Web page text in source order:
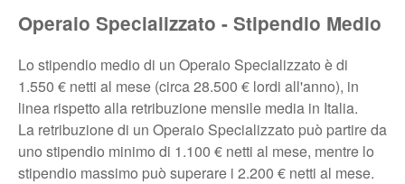
Pubblica
Offerte
Area
Aziende
Operaio Specializzato - Stipendio Medio
Lo stipendio medio di un Operaio Specializzato è di
1.550 € netti al mese (circa 28.500 € lordi all'anno), in
linea rispetto alla retribuzione mensile media in Italia.
La retribuzione di un Operaio Specializzato può partire da
uno stipendio minimo di 1.100 € netti al mese, mentre lo
stipendio massimo può superare i 2.200 € netti al mese.